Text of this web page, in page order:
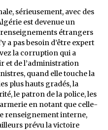
sérieusement, avec des
est devenue un
étrangers
a pas besoin d’être expert
la corruption qui a
et de l’administration
quand elle touche la
plus hauts gradés, la
le patron de la police, les
en notant que celle-
renseignement interne,
prévu la victoire